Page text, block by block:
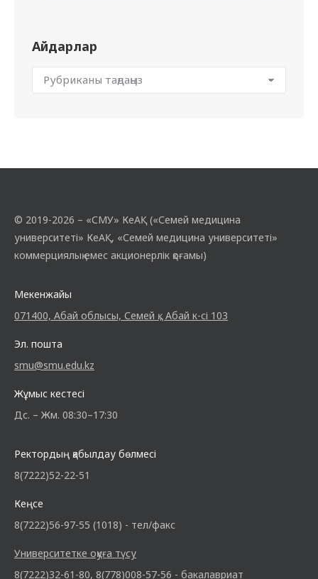
Айдарлар
© 2019-2026 – «СМУ» КеАҚ («Семей медицина
университеті» КеАҚ, «Семей медицина университеті»
коммерциялық емес акционерлік қоғамы)
Мекенжайы
071400, Абай облысы, Семей қ., Абай к-сі 103
Эл. пошта
smu@smu.edu.kz
Жұмыс кестесі
Дс. – Жм. 08:30–17:30
Ректордың қабылдау бөлмесі
8(7222)52-22-51
Кеңсе
8(7222)56-97-55 (1018) - тел/факс
Университетке оқуға түсу
8(7222)32-61-80, 8(778)008-57-56 - бакалавриат